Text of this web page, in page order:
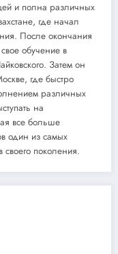
и полна различных
где начал
После окончания
обучение в
Затем он
где быстро
различных
на
все больше
один из самых
своего поколения.